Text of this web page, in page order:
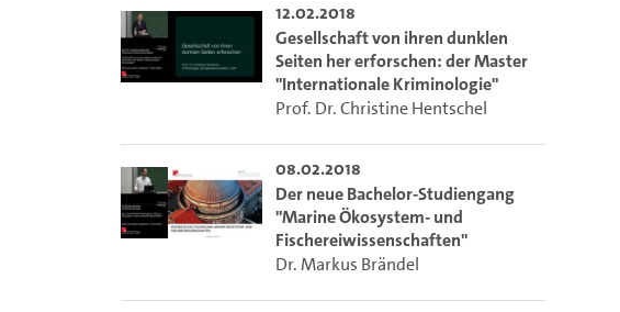
12.02.2018
Gesellschaft von ihren dunklen
Seiten her erforschen: der Master
"Internationale Kriminologie"
Prof. Dr. Christine Hentschel
08.02.2018
Der neue Bachelor-Studiengang
"Marine Ökosystem- und
Fischereiwissenschaften"
Dr. Markus Brändel